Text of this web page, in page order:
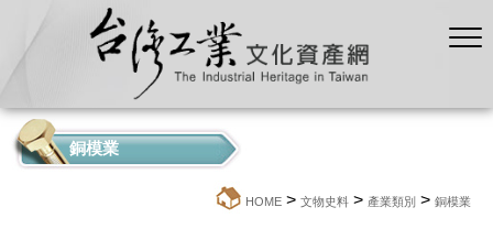
銅模業
HOME > 文物史料 > 產業類別 > 銅模業